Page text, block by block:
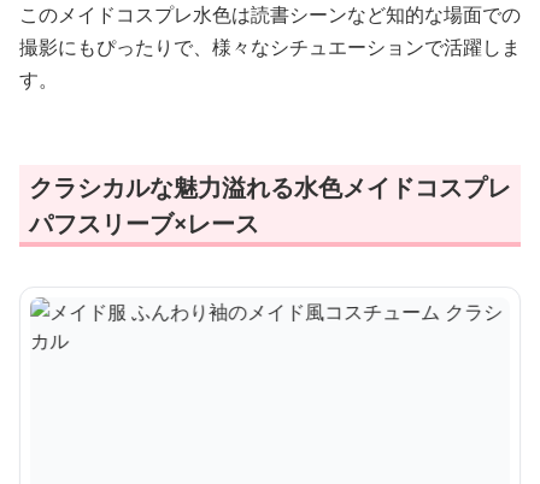
このメイドコスプレ水色は読書シーンなど知的な場面での
撮影にもぴったりで、様々なシチュエーションで活躍しま
す。
クラシカルな魅力溢れる水色メイドコスプレ
パフスリーブ×レース